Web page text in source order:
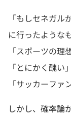
「もしセネガ
に行ったような
「スポーツの理
「とにかく醜い」
「サッカーファ
しかし、確率論